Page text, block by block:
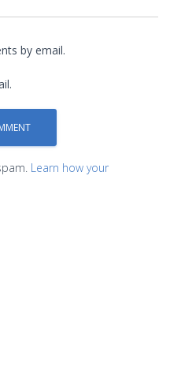
by email.
Learn how your